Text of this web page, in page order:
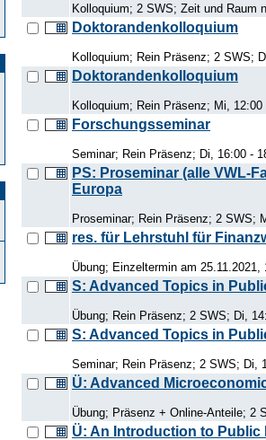
Kolloquium; 2 SWS; Zeit und Raum
Doktorandenkolloquium
Kolloquium; Rein Präsenz; 2 SWS;
Doktorandenkolloquium
Kolloquium; Rein Präsenz; Mi,
Forschungsseminar
Seminar; Rein Präsenz; Di, 16:00 -
PS: Proseminar (alle VWL-
Europa
Proseminar; Rein Präsenz; 2 SWS;
res. für Lehrstuhl für
Übung; Einzeltermin am
S: Advanced Topics in
Übung; Rein Präsenz; 2 SWS; Di,
S: Advanced Topics in
Seminar; Rein Präsenz; 2 SWS; Di,
Ü: Advanced
Übung; Präsenz + Online-Anteile; 2
Ü: An Introduction to